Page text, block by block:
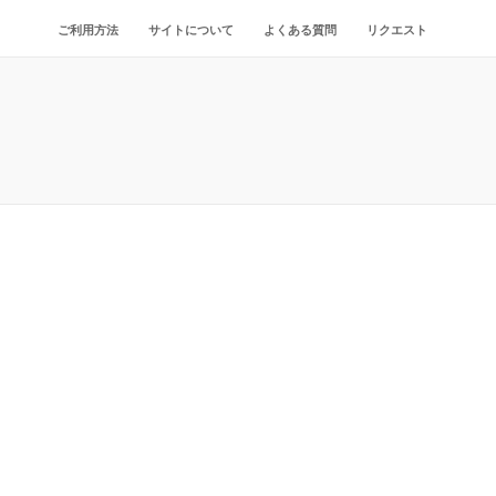
ご利用方法 サイトについて よくある質問 リクエスト